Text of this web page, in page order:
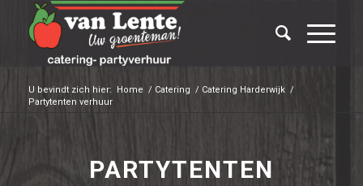
U bevindt zich hier: Home / Catering / Catering Harderwijk /
Partytenten verhuur
PARTYTENTEN